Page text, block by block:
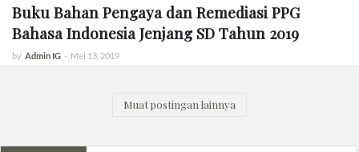
Buku Bahan Pengaya dan Remediasi PPG
Bahasa Indonesia Jenjang SD Tahun 2019
by Admin IG - Mei 13, 2019
Muat postingan lainnya